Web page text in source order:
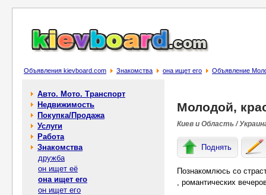
Объявления kievboard.com Знакомства она ищет его Объявление
Авто. Мото. Транспорт
Недвижимость
Покупка/Продажа
Услуги
Работа
Знакомства
дружба
он ищет её
она ищет его
он ищет его
Молодой,
Киев и Область /
Поднять
Познакомлюсь со
, романтических